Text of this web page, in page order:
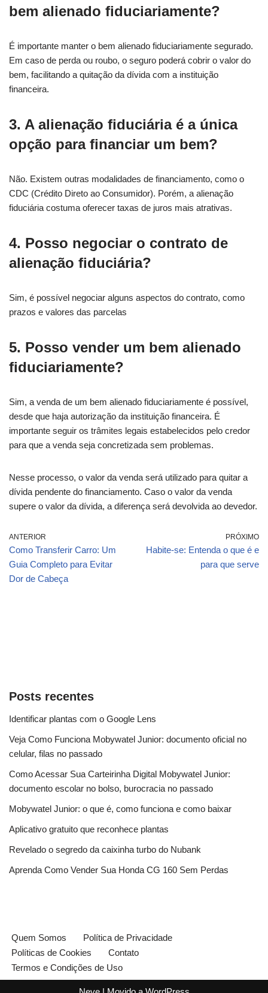
bem alienado fiduciariamente?
É importante manter o bem alienado fiduciariamente segurado.
Em caso de perda ou roubo, o seguro poderá cobrir o valor do
bem, facilitando a quitação da dívida com a instituição
financeira.
3. A alienação fiduciária é a única
opção para financiar um bem?
Não. Existem outras modalidades de financiamento, como o
CDC (Crédito Direto ao Consumidor). Porém, a alienação
fiduciária costuma oferecer taxas de juros mais atrativas.
4. Posso negociar o contrato de
alienação fiduciária?
Sim, é possível negociar alguns aspectos do contrato, como
prazos e valores das parcelas
5. Posso vender um bem alienado
fiduciariamente?
Sim, a venda de um bem alienado fiduciariamente é possível,
desde que haja autorização da instituição financeira. É
importante seguir os trâmites legais estabelecidos pelo credor
para que a venda seja concretizada sem problemas.
Nesse processo, o valor da venda será utilizado para quitar a
dívida pendente do financiamento. Caso o valor da venda
supere o valor da dívida, a diferença será devolvida ao devedor.
ANTERIOR
Como Transferir Carro: Um
Guia Completo para Evitar
Dor de Cabeça
PRÓXIMO
Habite-se: Entenda o que é e
para que serve
Posts recentes
Identificar plantas com o Google Lens
Veja Como Funciona Mobywatel Junior: documento oficial no
celular, filas no passado
Como Acessar Sua Carteirinha Digital Mobywatel Junior:
documento escolar no bolso, burocracia no passado
Mobywatel Junior: o que é, como funciona e como baixar
Aplicativo gratuito que reconhece plantas
Revelado o segredo da caixinha turbo do Nubank
Aprenda Como Vender Sua Honda CG 160 Sem Perdas
Quem Somos
Política de Privacidade
Políticas de Cookies
Contato
Termos e Condições de Uso